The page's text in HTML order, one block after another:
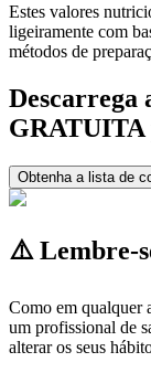
Estes valores
ligeiramente com
métodos de
Descarrega
GRATUITA
Obtenha a lista de
⚠️ Lembre-
Como em qualquer
um profissional de
alterar os seus